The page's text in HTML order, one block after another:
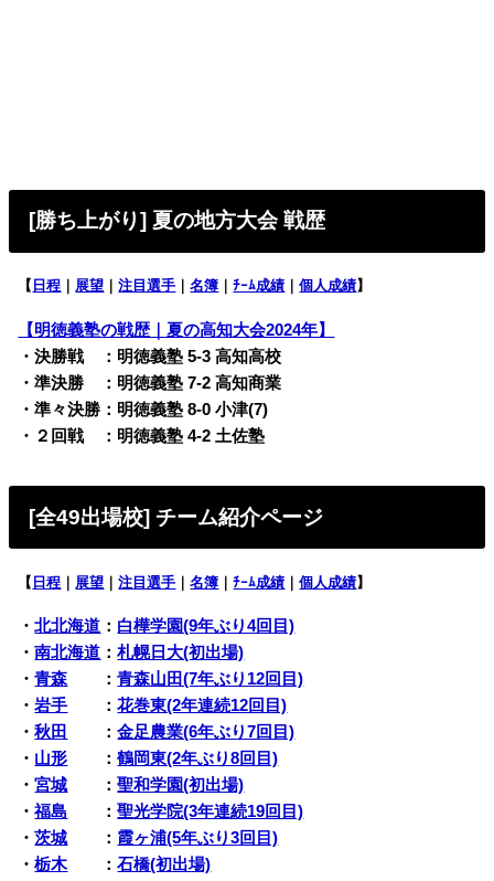
[勝ち上がり] 夏の地方大会 戦歴
【 日程 展望 ｜注目選手 ｜名簿 ｜ﾁｰﾑ成績 ｜個人成績】
【明徳義塾の戦歴｜夏の高知大会2024年】
・決勝戦 ：明徳義塾 5-3 高知高校
・準決勝 ：明徳義塾 7-2 高知商業
・準々決勝：明徳義塾 8-0 小津(7)
・２回戦 ：明徳義塾 4-2 土佐塾
[全49出場校] チーム紹介ページ
【 日程 ｜ 展望 ｜注目選手 ｜名簿 ｜ﾁｰﾑ成績 ｜個人成績】
・北北海道 ： 白樺学園(9年ぶり4回目)
・南北海道 ：札幌日大(初出場)
・青森 ：青森山田(7年ぶり12回目)
・岩手 ：花巻東(2年連続12回目)
・秋田 ：金足農業(6年ぶり7回目)
・ 山形 ：鶴岡東(2年ぶり8回目)
・宮城 ：聖和学園(初出場)
・福島 ：聖光学院(3年連続19回目)
・茨城 ： 霞ヶ浦(5年ぶり3回目)
・栃木：石橋(初出場)